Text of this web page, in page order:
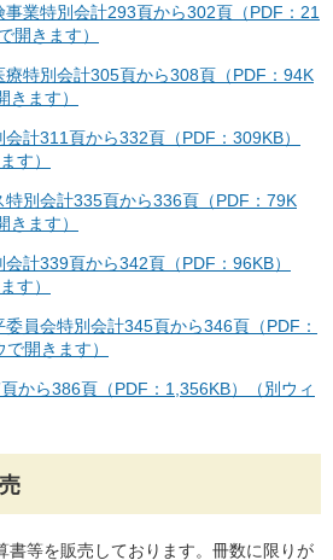
事業特別会計293頁から302頁（PDF：21
開きます）
療特別会計305頁から308頁（PDF：94K
きます）
計311頁から332頁（PDF：309KB）
す）
特別会計335頁から336頁（PDF：79K
きます）
計339頁から342頁（PDF：96KB）
す）
員会特別会計345頁から346頁（PDF：
開きます）
から386頁（PDF：1,356KB）（別ウィ
書等を販売しております。冊数に限りが